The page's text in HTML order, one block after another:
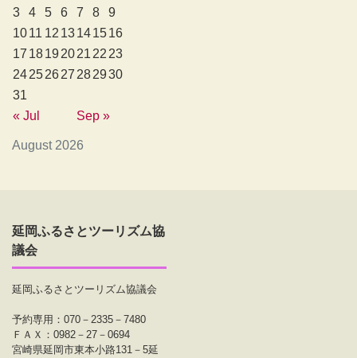
August 2026
3
4 5 6 7 8
9
1011 12 13141516
17 181920212223
24252627282930
31
« Jul
Sep »
延岡ふるさとツーリズム協
議会
延岡ふるさとツーリズム協議会
予約専用：070－2335－7480
ＦＡＸ：0982－27－0694
宮崎県延岡市東本小路131－5延